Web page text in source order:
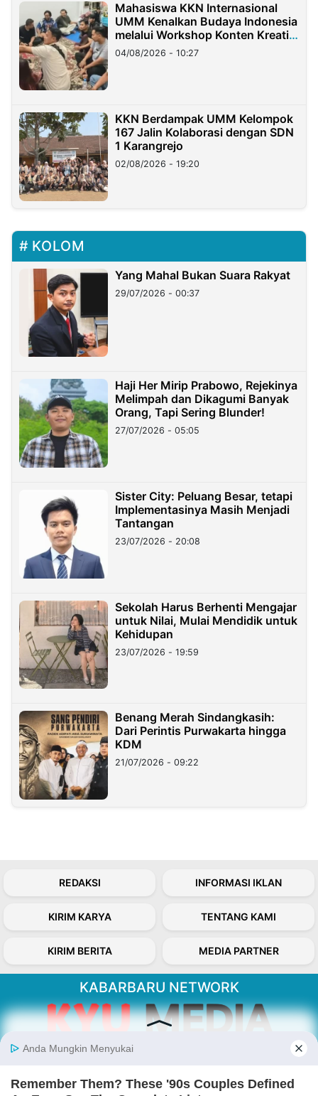
Mahasiswa KKN Internasional
UMM Kenalkan Budaya Indonesia
melalui Workshop Konten Kreatif
di Taiwan
04/08/2026 - 10:27
KKN Berdampak UMM Kelompok
167 Jalin Kolaborasi dengan SDN
1 Karangrejo
02/08/2026 - 19:20
KOLOM
Yang Mahal Bukan Suara Rakyat
29/07/2026 - 00:37
Haji Her Mirip Prabowo, Rejekinya
Melimpah dan Dikagumi Banyak
Orang, Tapi Sering Blunder!
27/07/2026 - 05:05
Sister City: Peluang Besar, tetapi
Implementasinya Masih Menjadi
Tantangan
23/07/2026 - 20:08
Sekolah Harus Berhenti Mengajar
untuk Nilai, Mulai Mendidik untuk
Kehidupan
23/07/2026 - 19:59
Benang Merah Sindangkasih:
Dari Perintis Purwakarta hingga
KDM
21/07/2026 - 09:22
REDAKSI INFORMASI IKLAN
KIRIM KARYA TENTANG KAMI
KIRIM BERITA MEDIA PARTNER
KABARBARU NETWORK